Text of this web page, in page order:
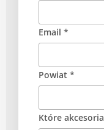
Email *
Powiat *
Które